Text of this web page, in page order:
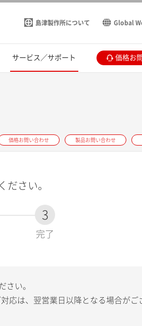
島津製作所について Global
サービス／サポート 価格お
価格お問い合わせ 製品お問い合わせ
ださい。
3
完了
さい。
応は、翌営業日以降となる場合がご